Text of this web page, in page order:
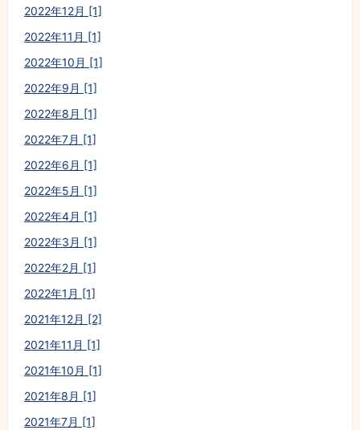
2022年12月 [1]
2022年11月 [1]
2022年10月 [1]
2022年9月 [1]
2022年8月 [1]
2022年7月 [1]
2022年6月 [1]
2022年5月 [1]
2022年4月 [1]
2022年3月 [1]
2022年2月 [1]
2022年1月 [1]
2021年12月 [2]
2021年11月 [1]
2021年10月 [1]
2021年8月 [1]
2021年7月 [1]